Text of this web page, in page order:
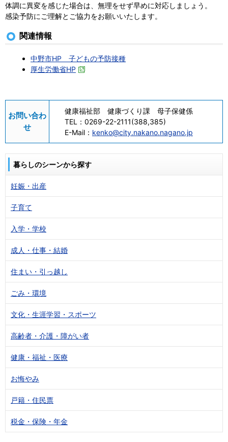
体調に異変を感じた場合は、無理をせず早めに対応しましょう。
感染予防にご理解とご協力をお願いいたします。
関連情報
中野市HP 子どもの予防接種
厚生労働省HP
お問い合わ
せ
健康福祉部 健康づくり課 母子保健係
TEL： 0269-22-2111(388,385)
E-Mail： kenko@city.nakano.nagano.jp
暮らしのシーンから探す
妊娠・出産
子育て
入学・学校
成人・仕事・結婚
住まい・引っ越し
ごみ・環境
文化・生涯学習・スポーツ
高齢者・介護・障がい者
健康・福祉・医療
お悔やみ
戸籍・住民票
税金・保険・年金